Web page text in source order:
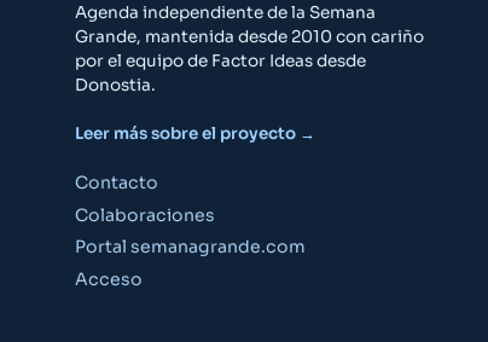
Agenda independiente de la Semana
Grande, mantenida desde 2010 con cariño
por el equipo de Factor Ideas desde
Donostia.
Leer más sobre el proyecto →
Contacto
Colaboraciones
Portal semanagrande.com
Acceso